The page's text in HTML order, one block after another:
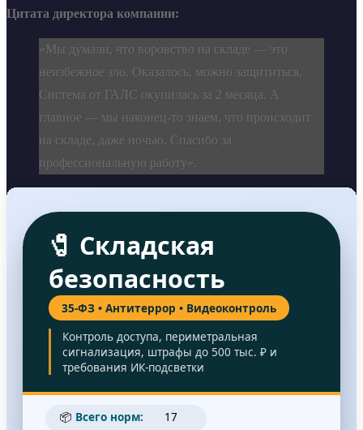
Цитата директора компании:
«Мы думали, что воровство на складе — это
неизбежное зло. Оказалось, можно защититься.
Система от ГАЛС окупилась за 2 месяца. А
главное — мы наконец-то знаем, что происходит
на складе, даже ночью. Спасибо за
профессиональную работу».